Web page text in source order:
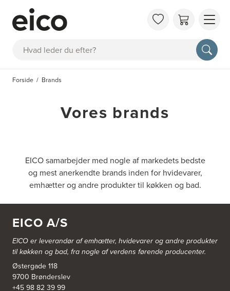
Søg
OM
FAQ
Forside Brands
Vores brands
EICO samarbejder med nogle af markedets bedste
og mest anerkendte brands inden for hvidevarer,
emhætter og andre produkter til køkken og bad.
EICO A/S
EICO er leverandør af emhætter, hvidevarer ogandre produkter
til køkken og bad, fra nogle af verdens førende producenter.
Østergade 118
9700 Brønderslev
+45 98 82 39 99